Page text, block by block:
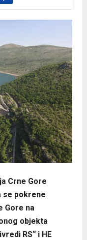
Crne Gore
se pokrene
Gore na
objekta
RS“ i HE